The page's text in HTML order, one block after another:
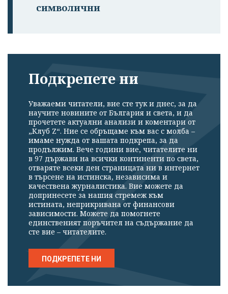
символични
Подкрепете ни
Уважаеми читатели, вие сте тук и днес, за да
научите новините от България и света, и да
прочетете актуални анализи и коментари от
„Клуб Z“. Ние се обръщаме към вас с молба –
имаме нужда от вашата подкрепа, за да
продължим. Вече години вие, читателите ни
в 97 държави на всички континенти по света,
отваряте всеки ден страницата ни в интернет
в търсене на истинска, независима и
качествена журналистика. Вие можете да
допринесете за нашия стремеж към
истината, неприкривана от финансови
зависимости. Можете да помогнете
единственият поръчител на съдържание да
сте вие – читателите.
ПОДКРЕПЕТЕ НИ